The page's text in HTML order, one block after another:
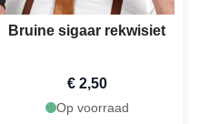
Bruine sigaar rekwisiet
€ 2,50
Op voorraad